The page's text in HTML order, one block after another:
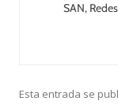
SAN,
Esta entrada se